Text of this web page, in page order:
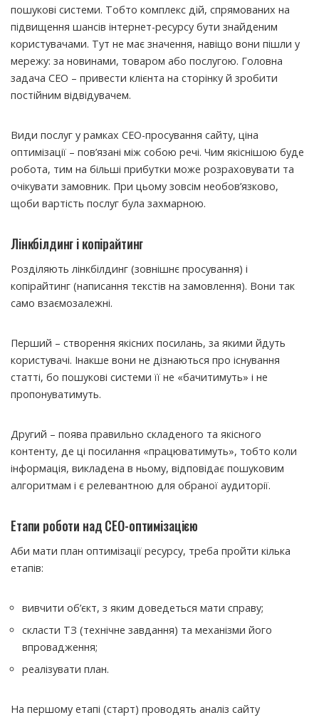
пошукові системи. Тобто комплекс дій, спрямованих на
підвищення шансів інтернет-ресурсу бути знайденим
користувачами. Тут не має значення, навіщо вони пішли у
мережу: за новинами, товаром або послугою. Головна
задача СЕО – привести клієнта на сторінку й зробити
постійним відвідувачем.
Види послуг у рамках СЕО-просування сайту, ціна
оптимізації – пов’язані між собою речі. Чим якіснішою буде
робота, тим на більші прибутки може розраховувати та
очікувати замовник. При цьому зовсім необов’язково,
щоби вартість послуг була захмарною.
Лінкбілдинг і копірайтинг
Розділяють лінкбілдинг (зовнішнє просування) і
копірайтинг (написання текстів на замовлення). Вони так
само взаємозалежні.
Перший – створення якісних посилань, за якими йдуть
користувачі. Інакше вони не дізнаються про існування
статті, бо пошукові системи її не «бачитимуть» і не
пропонуватимуть.
Другий – поява правильно складеного та якісного
контенту, де ці посилання «працюватимуть», тобто коли
інформація, викладена в ньому, відповідає пошуковим
алгоритмам і є релевантною для обраної аудиторії.
Етапи роботи над СЕО-оптимізацією
Аби мати план оптимізації ресурсу, треба пройти кілька
етапів:
вивчити об’єкт, з яким доведеться мати справу;
скласти ТЗ (технічне завдання) та механізми його
впровадження;
реалізувати план.
На першому етапі (старт) проводять аналіз сайту